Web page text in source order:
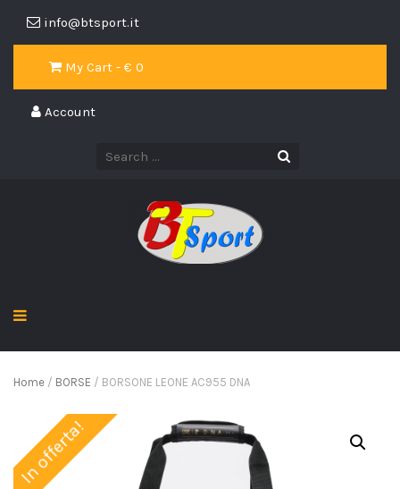
info@btsport.it
My Cart - € 0
Account
Home / BORSE / BORSONE LEONE AC955 DNA
In offerta!